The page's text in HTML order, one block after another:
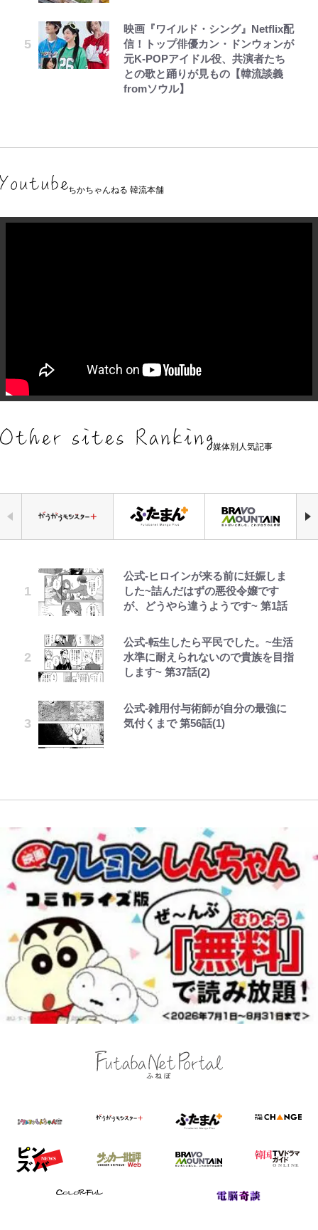
映画『ワイルド・シング』Netflix配
信！トップ俳優カン・ドンウォンが
元K-POPアイドル役、共演者たち
との歌と踊りが見もの【韓流談義
fromソウル】
ちかちゃんねる 韓流本舗
媒体別人気記事
公式-ヒロインが来る前に妊娠しま
した~詰んだはずの悪役令嬢です
が、どうやら違うようです~ 第1話
公式-転生したら平民でした。~生活
水準に耐えられないので貴族を目指
します~ 第37話(2)
公式-雑用付与術師が自分の最強に
気付くまで 第56話(1)
『ちいかわ』ファンの記憶に残る
「恐怖キャラ」の戦慄シーン 小さ
くてかわいい世界なのに「見た目か
『ONE PIECE』今後の展開に絡ん
できそうな「意味深な表紙連載」
「BOSS×ポケモン30周年」第2弾
アユは「怒らせて掛ける」魚だっ
た！ ルアーを追わせて釣りあげる
「アユイング」のオリジナリティ＆
やってはいけない！「キャンプツー
リング」での「NGパッキング」7
「実体験レポ」
｢お土産最高すぎ笑｣｢どうやって入
手？｣ブライトン帰還の三笘薫、同
僚に“ポケカ”をプレゼント！｢薫の
ュテル可愛すぎ｣
｢モデルやってる｣｢かっけぇ｣三笘
ら大歓迎されてる｣｢元気な姿見れ
て…｣
浅草は日本の心だゾ
ボンジュールでポンジュースだゾ
ボーちゃんの一途な気持ちだゾ
元衆院議員・山尾志桜里が語る誹謗
中傷動画…「計り知れない」切り抜
き落選運動の影響と今語る「保育園
FRUITS ZIPPER鎮西寿々歌が語る
『天才てれびくん』時代の学びと
辛坊治郎の原点は「朝寝坊ができる
「危ない」「やめて」第1子妊娠中
の田中みな実、ゴリゴリヒール着用
に心配の声…ザックリ衣装にも意見
【川口春奈と結婚】板倉滉は「めっ
ちゃモテる」 年収7億円・お洒落・
趣里「ショック」初めて語った“重
空の轍と大地の雲と 第1回
第3回 出版までの道のり・その2
レビュー『仮面家族』悠木シュン・
著